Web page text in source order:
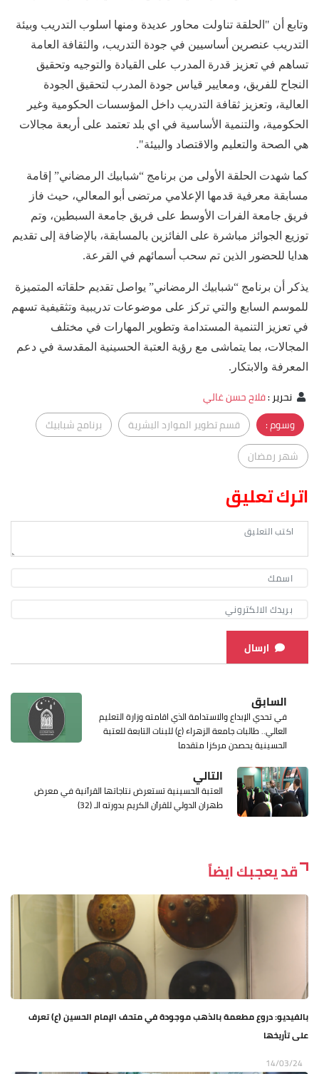
وتابع أن "الحلقة تناولت محاور عديدة ومنها اسلوب التدريب وبيئة
التدريب عنصرين أساسيين في جودة التدريب، والثقافة العامة
تساهم في تعزيز قدرة المدرب على القيادة والتوجيه وتحقيق
النجاح للفريق، ومعايير قياس جودة المدرب لتحقيق الجودة
العالية، وتعزيز ثقافة التدريب داخل المؤسسات الحكومية وغير
الحكومية، والتنمية الأساسية في اي بلد تعتمد على أربعة مجالات
هي الصحة والتعليم والاقتصاد والبيئة".
كما شهدت الحلقة الأولى من برنامج “شبابيك الرمضاني” إقامة
مسابقة معرفية قدمها الإعلامي مرتضى أبو المعالي، حيث فاز
فريق جامعة الفرات الأوسط على فريق جامعة السبطين، وتم
توزيع الجوائز مباشرة على الفائزين بالمسابقة، بالإضافة إلى تقديم
هدايا للحضور الذين تم سحب أسمائهم في القرعة.
يذكر أن برنامج “شبابيك الرمضاني” يواصل تقديم حلقاته المتميزة
للموسم السابع والتي تركز على موضوعات تدريبية وتثقيفية تسهم
في تعزيز التنمية المستدامة وتطوير المهارات في مختلف
المجالات، بما يتماشى مع رؤية العتبة الحسينية المقدسة في دعم
المعرفة والابتكار.
نحرير:فلاح حسن غالي
وسوم :
قسم تطوير الموارد البشرية
برنامج شبابيك
شهر رمضان
اترك تعليق
ارسال
السابق
في تحدي الإبداع والاستدامة الذي اقامته وزارة التعليم
العالي.. طالبات جامعة الزهراء (ع) للبنات التابعة للعتبة
الحسينية يحصدن مركزا متقدما
التالي
العتبة الحسينية تستعرض نتاجاتها القرآنية في معرض
طهران الدولي للقرآن الكريم بدورته الـ (32)
قد يعجبك ايضاً
بالفيديو: دروع مطعمة بالذهب موجودة في متحف الإمام الحسين (ع) تعرف
على تأريخها
14/03/24